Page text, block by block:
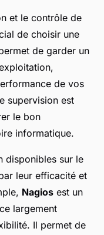
et le contrôle de
de choisir une
de garder un
de vos
supervision est
le bon
informatique.
disponibles sur le
leur efficacité et
Nagios est un
largement
Il permet de